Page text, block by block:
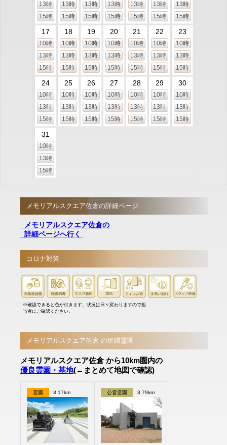
13時
15時
13時
15時
13時
15時
13時
15時
13時
15時
13時
15時
13時
15時
17
10時
13時
15時
18
10時
13時
15時
19
10時
13時
15時
20
10時
13時
15時
21
10時
13時
15時
22
10時
13時
15時
23
10時
13時
15時
24
10時
13時
15時
25
10時
13時
15時
26
10時
13時
15時
27
10時
13時
15時
28
10時
13時
15時
29
10時
13時
15時
30
10時
13時
15時
31
10時
13時
15時
メモリアルスクエア佐倉の詳細ページ
メモリアルスクエア佐倉の
詳細ページへ行く
コロナ対策
※確認できると色が付きます。状況は日々変わりますので担
当者にご確認ください。
メモリアルスクエア佐倉 の近隣霊園
メモリアルスクエア佐倉 から10km圏内の
優良霊園・墓地(←まとめて地図で確認)
霊園 3.17km 公営霊園 3.79km